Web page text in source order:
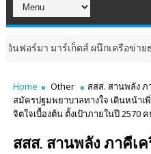
ตส์ ผนึกเครือข่ายธุรกิจท่องเที่ยว-
Home Other
สสส. สานพลัง
สมัครปฐมพยาบาลทางใจ เดินหน้า
จิตใจเบื้องต้น ตั้งเป้าภายในปี 2570
สสส. สานพลัง ภาคีเ